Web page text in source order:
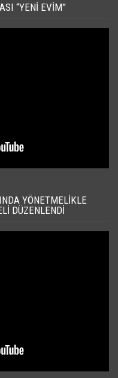
“YENI EVIM”
YÖNETMELIKLE
DÜZENLENDI